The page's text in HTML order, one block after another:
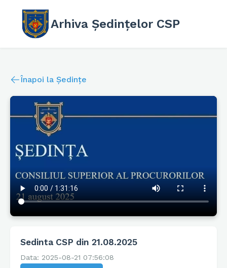
Arhiva Ședințelor CSP
Înapoi la Ședințe
Sedinta CSP din 21.08.2025
Data: 2025-08-21 07:56:08